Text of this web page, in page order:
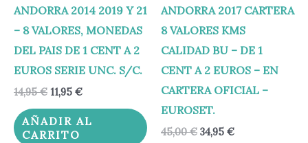
ANDORRA 2014 2019 Y 21
– 8 VALORES, MONEDAS
DEL PAIS DE 1 CENT A 2
EUROS SERIE UNC. S/C.
14,95€ 11,95 €
AÑADIR AL
CARRITO
ANDORRA 2017 CARTERA
8 VALORES KMS
CALIDAD BU – DE 1
CENT A 2 EUROS – EN
CARTERA OFICIAL –
EUROSET.
45,00€ 34,95 €